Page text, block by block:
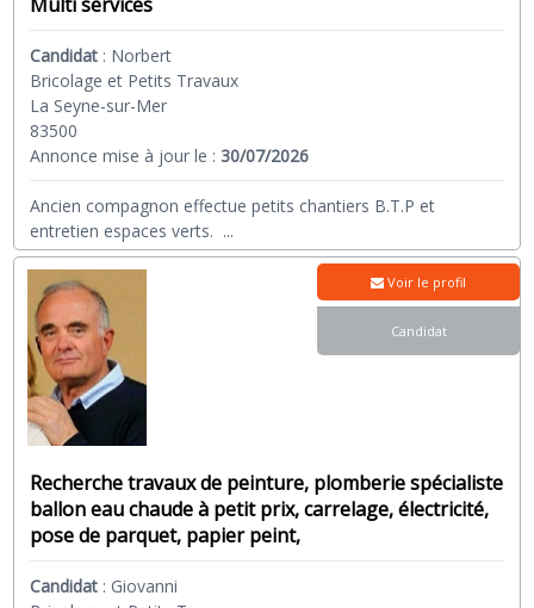
Candidat : Norbert
Bricolage et Petits Travaux
La Seyne-sur-Mer
83500
Annonce mise à jour le :30/07/2026
Ancien compagnon effectue petits chantiers B.T.P et
entretien espaces verts. ...
Recherche travaux de peinture, plomberie spécialiste
ballon eau chaude à petit prix, carrelage, électricité,
pose de parquet, papier peint,
Candidat : Giovanni
Voir le profil
Candidat